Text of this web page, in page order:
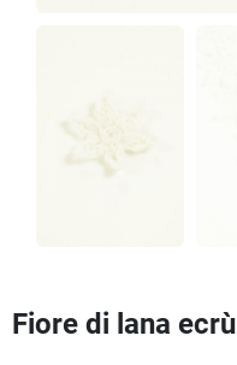
Fiore di lana ecrù